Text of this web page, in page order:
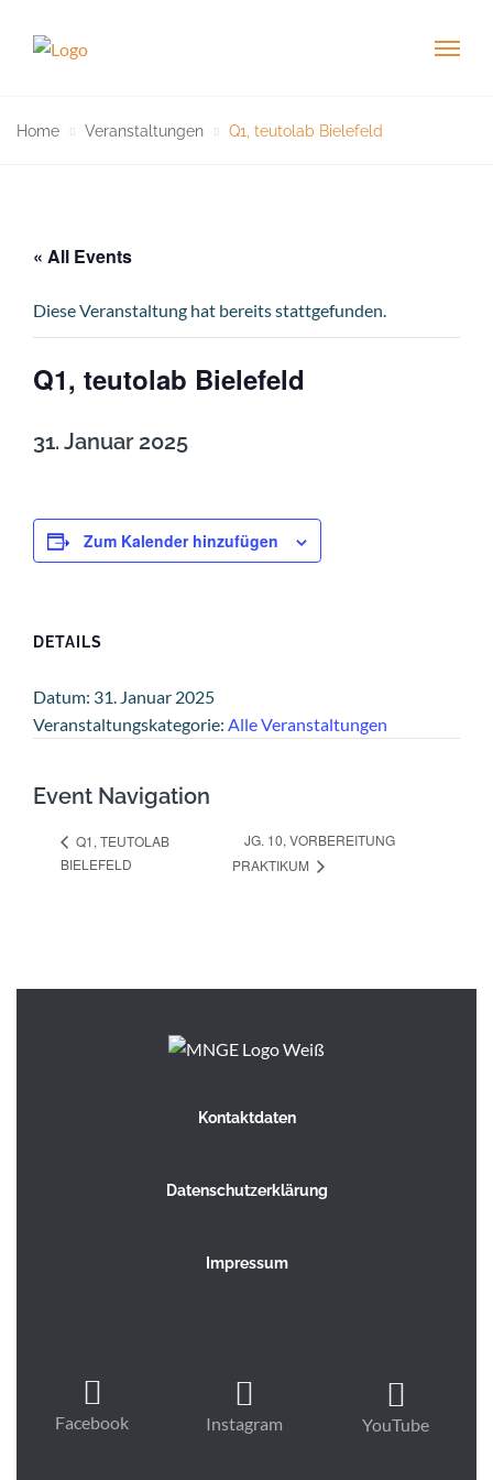
Home Veranstaltungen Q1, teutolab Bielefeld
« All Events
Diese Veranstaltung hat bereits stattgefunden.
Q1, teutolab Bielefeld
31. Januar 2025
Zum Kalender hinzufügen
DETAILS
Datum: 31. Januar 2025
Veranstaltungskategorie: Alle Veranstaltungen
Event Navigation
Q1, TEUTOLAB
BIELEFELD
JG. 10, VORBEREITUNG
PRAKTIKUM
Kontaktdaten
Datenschutzerklärung
Impressum
Facebook Instagram YouTube